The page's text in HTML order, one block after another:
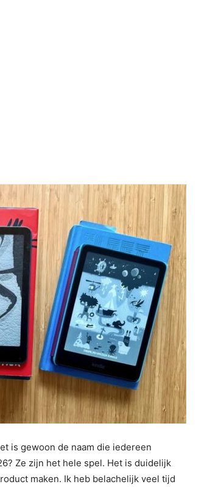
is gewoon de naam die iedereen
Ze zijn het hele spel. Het is duidelijk
maken. Ik heb belachelijk veel tijd